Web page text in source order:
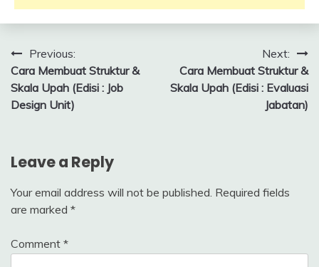
Post
navigation
Previous:
Cara Membuat Struktur &
Skala Upah (Edisi : Job
Design Unit)
Next:
Cara Membuat Struktur &
Skala Upah (Edisi : Evaluasi
Jabatan)
Leave a Reply
Your email address will not be published. Required fields
are marked *
Comment *